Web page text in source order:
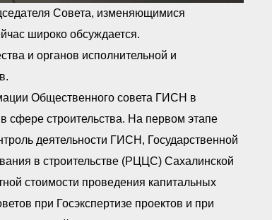
Совета, изменяющимися
широко обсуждается.
и органов исполнительной и
Общественного совета ГИСН в
сфере строительства. На первом этапе
деятельности ГИСН, Государственной
в строительстве (РЦЦС) Сахалинской
стоимости проведения капитальных
при Госэкспертизе проектов и при